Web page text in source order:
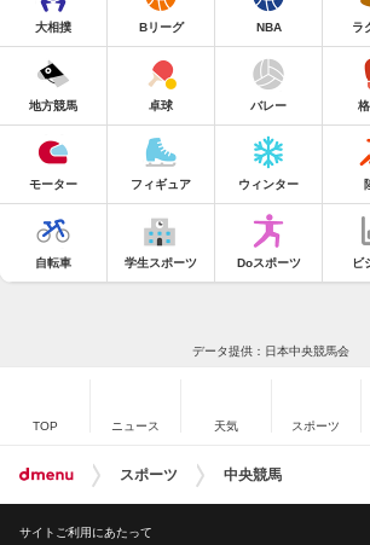
大相撲 Bリーグ NBA ラ
地方競馬 卓球 バレー
モーター フィギュア ウィンター
自転車 学生スポーツ Doスポーツ ビ
データ提供：日本中央競馬会
TOP ニュース 天気 スポーツ
スポーツ 中央競馬
サイトご利用にあたって